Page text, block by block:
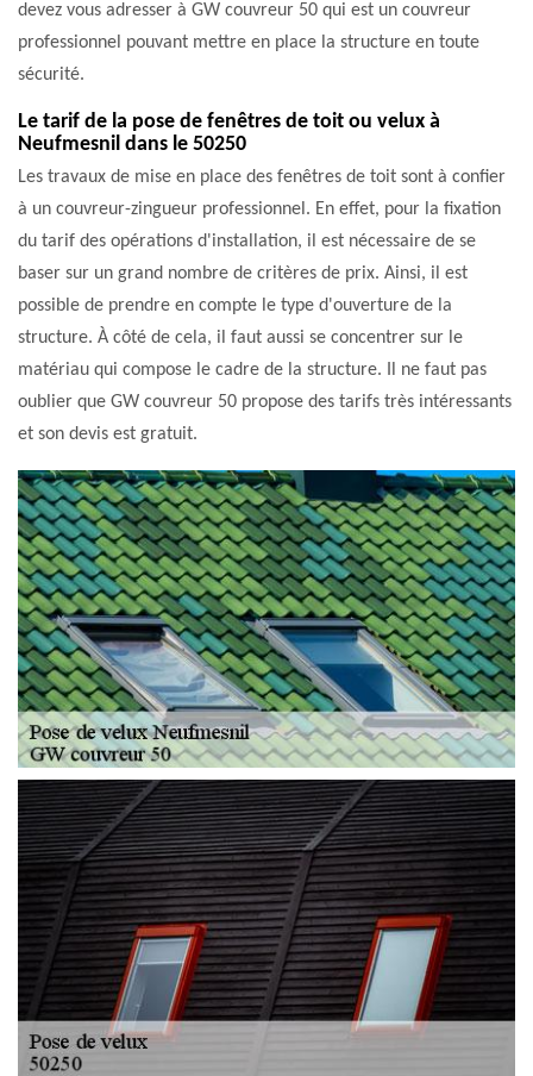
devez vous adresser à GW couvreur 50 qui est un couvreur
professionnel pouvant mettre en place la structure en toute
sécurité.
Le tarif de la pose de fenêtres de toit ou velux à
Neufmesnil dans le 50250
Les travaux de mise en place des fenêtres de toit sont à confier
à un couvreur-zingueur professionnel. En effet, pour la fixation
du tarif des opérations d'installation, il est nécessaire de se
baser sur un grand nombre de critères de prix. Ainsi, il est
possible de prendre en compte le type d'ouverture de la
structure. À côté de cela, il faut aussi se concentrer sur le
matériau qui compose le cadre de la structure. Il ne faut pas
oublier que GW couvreur 50 propose des tarifs très intéressants
et son devis est gratuit.